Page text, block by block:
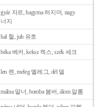
gyár 자르, hagyma 허지머, nagy
너지
hal 헐, juh 유흐
béka 베커, keksz 켁스, szék 세크
len 렌, meleg 멜레그, dél 델
málna 말너, bomba 봄버, álom 알롬